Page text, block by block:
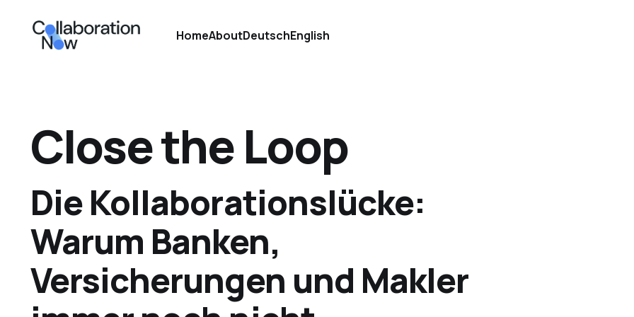
HomeAboutDeutschEnglish
Close the Loop
Die Kollaborationslücke:
Warum Banken,
Versicherungen und Makler